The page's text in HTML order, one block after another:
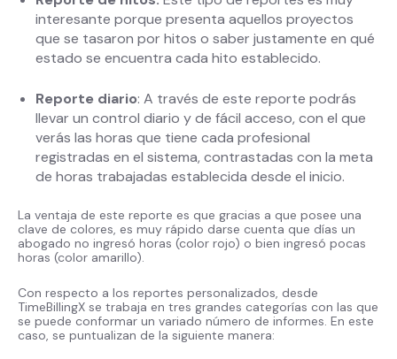
interesante porque presenta aquellos proyectos
que se tasaron por hitos o saber justamente en qué
estado se encuentra cada hito establecido.
Reporte diario: A través de este reporte podrás
llevar un control diario y de fácil acceso, con el que
verás las horas que tiene cada profesional
registradas en el sistema, contrastadas con la meta
de horas trabajadas establecida desde el inicio.
La ventaja de este reporte es que gracias a que posee una
clave de colores, es muy rápido darse cuenta que días un
abogado no ingresó horas (color rojo) o bien ingresó pocas
horas (color amarillo).
Con respecto a los reportes personalizados, desde
TimeBillingX se trabaja en tres grandes categorías con las que
se puede conformar un variado número de informes. En este
caso, se puntualizan de la siguiente manera: